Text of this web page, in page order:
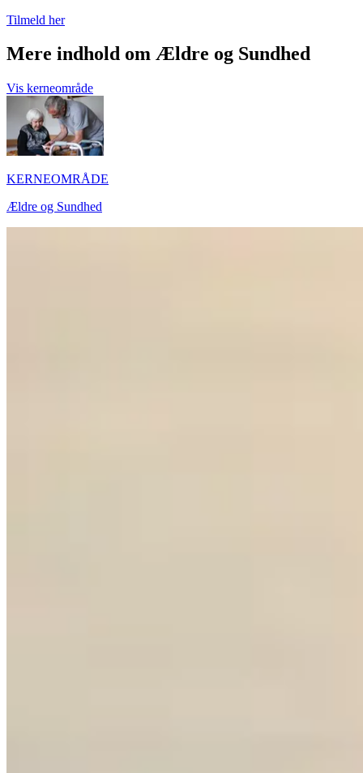
Tilmeld her
Mere indhold om Ældre og Sundhed
Vis kerneområde
KERNEOMRÅDE
Ældre og Sundhed